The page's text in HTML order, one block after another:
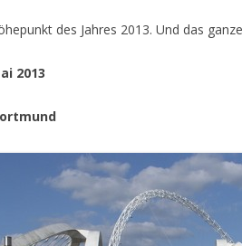
des Jahres 2013. Und das
2013